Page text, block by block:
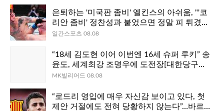
은퇴하는 '미국판 좀비' 엘킨스의 아쉬움, "'코
리안 좀비' 정찬성과 붙었으면 정말 피 튀겼을
텐데.."
일간스포츠 08.08
“18세 김도현 이어 이번엔 16세 슈퍼 루키” 송
윤도, 세계최강 조명우에 도전장[대한당구연
맹회장배]
MK빌리어드 08.08
“로드리 영입에 매우 자신감 보이고 있다, 첫
제안 거절에도 전혀 당황하지 않는다”…바르